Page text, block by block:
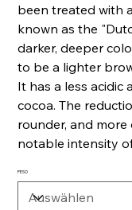
been treated with
known as the
darker, deeper
to be a lighter
It has a less
cocoa. The
rounder, and
notable intensity
PESO